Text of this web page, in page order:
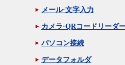
メール·文字入力
カメラ·QRコードリーダ
パソコン接続
データフォルダ